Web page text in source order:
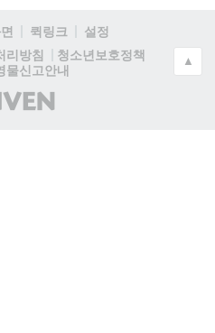
퀵링크
설정
리방침
청소년보호정책
물신고안내
(주)
인
▲